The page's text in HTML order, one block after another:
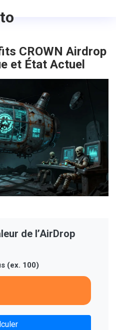
CROWN Airdrop
et État Actuel
de l’AirDrop
(ex. 100)